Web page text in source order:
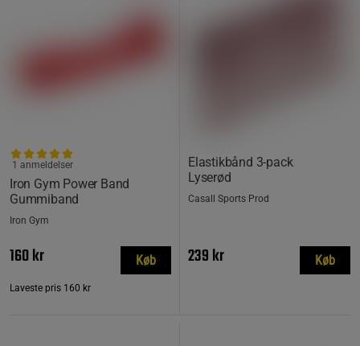
Iron Gym Power Band
Gummiband
1 anmeldelser
Iron Gym
160 kr
Laveste pris 160 kr
Køb
Elastikbånd 3-pack
Lyserød
Casall Sports Prod
239 kr Køb